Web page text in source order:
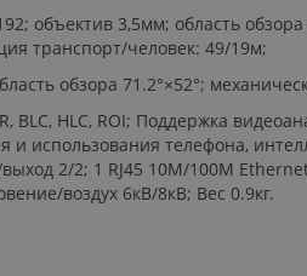
объектив 3,5мм; область
транспорт/человек: 49/19м;
обзора 71.2°×52°;
BLC, HLC, ROI; Поддержка
использования телефона,
2/2; 1 RJ45 10M/100M
воздух 6кВ/8кВ; Вес 0.9кг.